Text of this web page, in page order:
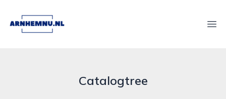
arnhemnu.nl
Catalogtree